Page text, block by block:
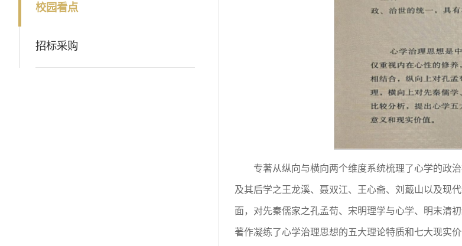
校园看点
招标采购
专著从纵向与横向两个维度系统梳理了心学的政
及其后学之王龙溪、聂双江、王心斋、刘蕺山以及现
面，对先秦儒家之孔孟荀、宋明理学与心学、明末清
著作凝练了心学治理思想的五大理论特质和七大现实价